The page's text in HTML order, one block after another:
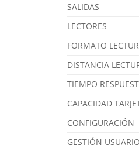
SALIDAS
LECTORES
FORMATO
DISTANCIA
TIEMPO
CAPACIDAD
CONFIGURACIÓN
GESTIÓN